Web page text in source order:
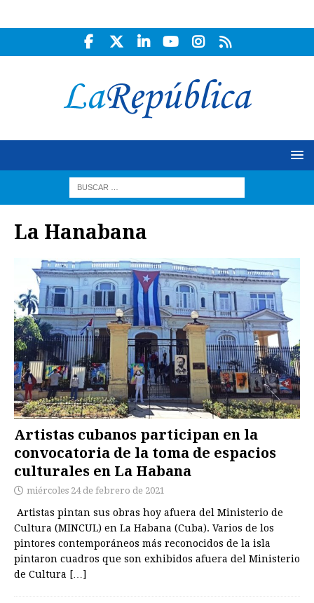
La Hanabana
Artistas cubanos participan en la
convocatoria de la toma de espacios
culturales en La Habana
miércoles 24 de febrero de 2021
Artistas pintan sus obras hoy afuera del Ministerio de
Cultura (MINCUL) en La Habana (Cuba). Varios de los
pintores contemporáneos más reconocidos de la isla
pintaron cuadros que son exhibidos afuera del Ministerio
de Cultura […]